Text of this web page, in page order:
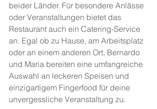
beider Länder. Für besondere Anlässe
oder Veranstaltungen bietet das
Restaurant auch ein Catering-Service
an. Egal ob zu Hause, am Arbeitsplatz
oder an einem anderen Ort, Bernardo
und Maria bereiten eine umfangreiche
Auswahl an leckeren Speisen und
einzigartigem Fingerfood für deine
unvergessliche Veranstaltung zu.